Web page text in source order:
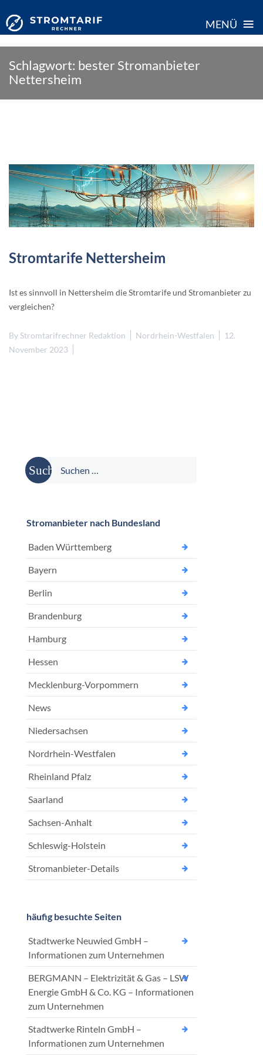
MENÜ ≡
content
Schlagwort: bester Stromanbieter
Nettersheim
Stromtarife Nettersheim
Ist es sinnvoll in Nettersheim die Stromtarife und Stromanbieter zu
vergleichen?
By Stromtarifrechner Redaktion Nordrhein-Westfalen
12.
November 2023
Suche
nach:
Stromanbieter nach Bundesland
Baden Württemberg
Bayern
Berlin
Brandenburg
Hamburg
Hessen
Mecklenburg-Vorpommern
News
Niedersachsen
Nordrhein-Westfalen
Rheinland Pfalz
Saarland
Sachsen-Anhalt
Schleswig-Holstein
Stromanbieter-Details
häufig besuchte Seiten
Stadtwerke Neuwied GmbH –
Informationen zum Unternehmen
BERGMANN – Elektrizität & Gas – LSW
Energie GmbH & Co. KG – Informationen
zum Unternehmen
Stadtwerke Rinteln GmbH –
Informationen zum Unternehmen